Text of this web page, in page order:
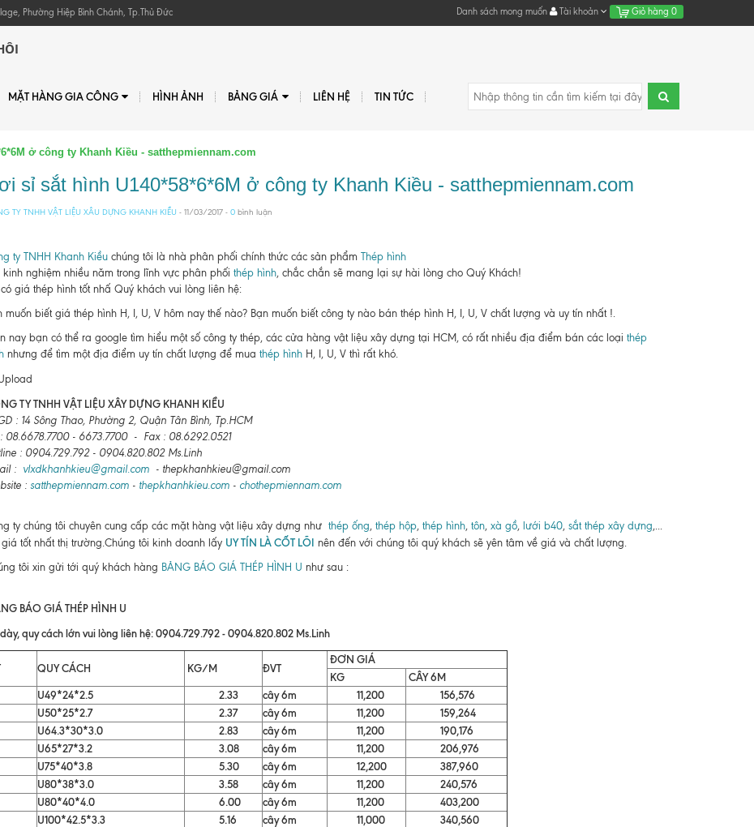
Phường Hiệp Bình Chánh, Tp.Thủ Đức Danh sách mong muốn Tài khoản Giỏ hàng 0
MẶT HÀNG GIA CÔNG HÌNH ẢNH BẢNG GIÁ LIÊN HỆ TIN TỨC
ở công ty Khanh Kiều - satthepmiennam.com
sỉ sắt hình U140*58*6*6M ở công ty Khanh Kiều - satthepmiennam.com
TY TNHH VẬT LIỆU XÂU DỰNG KHANH KIỀU - 11/03/2017 - 0bình luận
ty TNHH Khanh Kiềuchúng tôi là nhà phân phối chính thức các sản phẩm Thép hình
kinh nghiệm nhiều năm trong lĩnh vực phân phối thép hình, chắc chắn sẽ mang lại sự hài lòng cho Quý Khách!
giá thép hình tốt nhấ Quý khách vui lòng liên hệ:
muốn biết giá thép hình H, I, U, V hôm nay thế nào? Bạn muốn biết công ty nào bán thép hình H, I, U, V chất lượng và uy tín nhất !.
nay bạn có thể ra google tìm hiểu một số công ty thép, các cửa hàng vật liệu xây dựng tại HCM, có rất nhiều địa điểm bán các loại thép
nhưng để tìm một địa điểm uy tín chất lượng để mua thép hìnhH, I, U, V thì rất khó.
TY TNHH VẬT LIỆU XÂY DỰNG KHANH KIỀU
: 14 Sông Thao, Phường 2, Quận Tân Bình, Tp.HCM
08.6678.7700 - 6673.7700 - Fax : 08.6292.0521
: 0904.729.792 - 0904.820.802 Ms.Linh
:
vlxdkhanhkieu@gmail.com- thepkhanhkieu@gmail.com
: satthepmiennam.com- thepkhanhkieu.com- chothepmiennam.com
ty chúng tôi chuyên cung cấp các mặt hàng vật liệu xây dựng như thép ống, thép hộp, thép hình, tôn, xà gồ, lưới b40, sắt thép xây dựng,...
tốt nhất thị trường.Chúng tôi kinh doanh lấy UY TÍN LÀ CỐT LÕI nên đến với chúng tôi quý khách sẽ yên tâm về giá và chất lượng.
tôi xin gửi tới quý khách hàng BẢNG BÁO GIÁ THÉP HÌNH U như sau :
BÁO GIÁ THÉP HÌNH U
quy cách lớn vui lòng liên hệ: 0904.729.792 - 0904.820.802 Ms.Linh
QUY CÁCH KG/M ĐVT
ĐƠN GIÁ
KG
CÂY 6M
U49*24*2.5 2.33 cây 6m 11,200
156,576
U50*25*2.7 2.37 cây 6m 11,200
159,264
U64.3*30*3.0 2.83 cây 6m 11,200
190,176
U65*27*3.2 3.08 cây 6m 11,200
206,976
U75*40*3.8 5.30 cây 6m 12,200
387,960
U80*38*3.0 3.58 cây 6m 11,200
240,576
U80*40*4.0 6.00 cây 6m 11,200
403,200
U100*42.5*3.3 5.16 cây 6m 11,000
340,560